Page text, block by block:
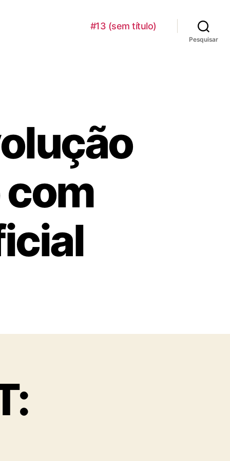
#13 (sem título)
Pesquisar